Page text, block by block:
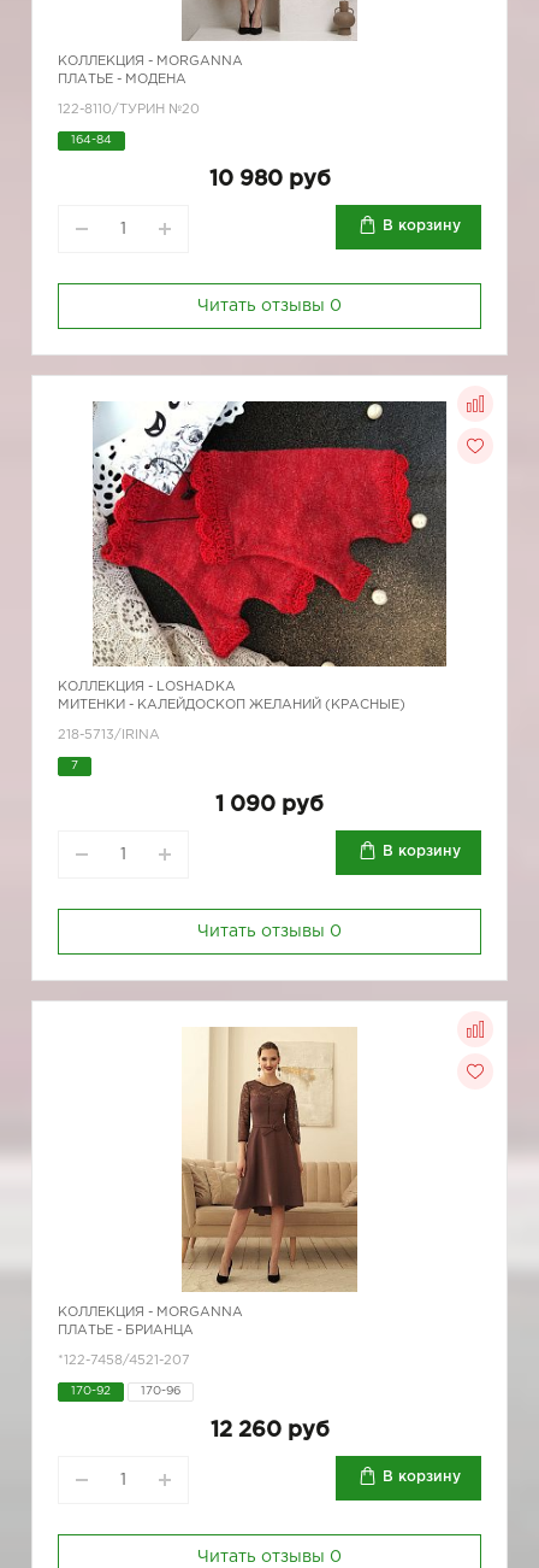
КОЛЛЕКЦИЯ - MORGANNA
ПЛАТЬЕ - МОДЕНА
122-8110/ТУРИН №20
164-84
10 980 руб
В корзину
Читать отзывы 0
КОЛЛЕКЦИЯ - LOSHADKA
МИТЕНКИ - КАЛЕЙДОСКОП ЖЕЛАНИЙ (КРАСНЫЕ)
218-5713/IRINA
7
1 090 руб
В корзину
Читать отзывы 0
КОЛЛЕКЦИЯ - MORGANNA
ПЛАТЬЕ - БРИАНЦА
*122-7458/4521-207
170-92 170-96
12 260 руб
В корзину
Читать отзывы 0